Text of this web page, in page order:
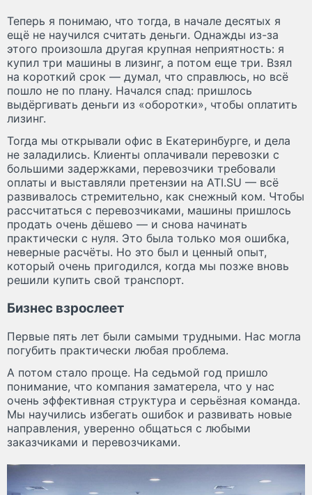
Теперь я понимаю, что тогда, в начале десятых я
ещё не научился считать деньги. Однажды из-за
этого произошла другая крупная неприятность: я
купил три машины в лизинг, а потом еще три. Взял
на короткий срок — думал, что справлюсь, но всё
пошло не по плану. Начался спад: пришлось
выдёргивать деньги из «оборотки», чтобы оплатить
лизинг.
Тогда мы открывали офис в Екатеринбурге, и дела
не заладились. Клиенты оплачивали перевозки с
большими задержками, перевозчики требовали
оплаты и выставляли претензии на ATI.SU — всё
развивалось стремительно, как снежный ком. Чтобы
рассчитаться с перевозчиками, машины пришлось
продать очень дёшево — и снова начинать
практически с нуля. Это была только моя ошибка,
неверные расчёты. Но это был и ценный опыт,
который очень пригодился, когда мы позже вновь
решили купить свой транспорт.
Бизнес взрослеет
Первые пять лет были самыми трудными. Нас могла
погубить практически любая проблема.
А потом стало проще. На седьмой год пришло
понимание, что компания заматерела, что у нас
очень эффективная структура и серьёзная команда.
Мы научились избегать ошибок и развивать новые
направления, уверенно общаться с любыми
заказчиками и перевозчиками.